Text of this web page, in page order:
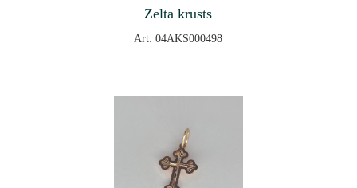
Zelta krusts
Art: 04AKS000498